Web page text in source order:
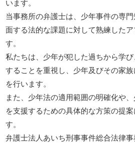
います。
当事務所の弁護士は、少年事件の専
面する法的な課題に対して熟練した
す。
私たちは、少年が犯した過ちから学
することを重視し、少年及びその家
を行います。
また、少年法の適用範囲の明確化や
を支援するための具体的な方策の提
す。
弁護士法人あいち刑事事件総合法律